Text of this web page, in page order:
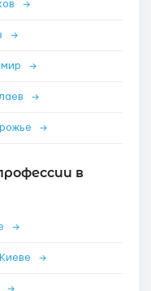
→
→
→
→
→
в
→
→
→